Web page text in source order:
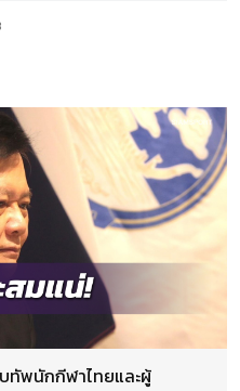
ทัพนักกีฬาไทยและผู้